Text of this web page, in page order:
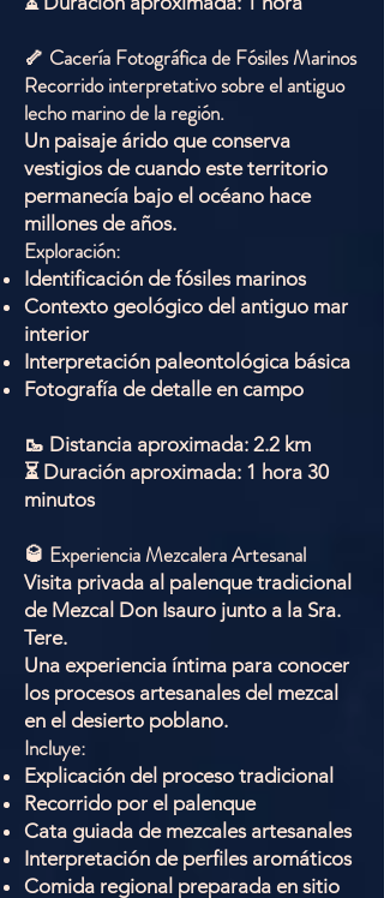
🦴 Cacería Fotográfica de Fósiles Marinos
Recorrido interpretativo sobre el antiguo
lecho marino de la región.
Un paisaje árido que conserva
vestigios de cuando este territorio
permanecía bajo el océano hace
millones de años.
Exploración:
Identificación de fósiles marinos
Contexto geológico del antiguo mar
interior
Interpretación paleontológica básica
Fotografía de detalle en campo
🥾 Distancia aproximada: 2.2 km
⏳ Duración aproximada: 1 hora 30
minutos
🥃 Experiencia Mezcalera Artesanal
Visita privada al palenque tradicional
de Mezcal Don Isauro junto a la Sra.
Tere.
Una experiencia íntima para conocer
los procesos artesanales del mezcal
en el desierto poblano.
Incluye:
Explicación del proceso tradicional
Recorrido por el palenque
Cata guiada de mezcales artesanales
Interpretación de perfiles aromáticos
Comida regional preparada en sitio